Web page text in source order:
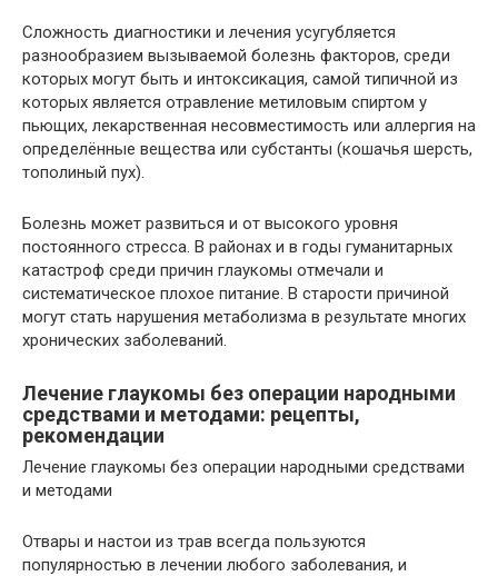
Сложность диагностики и лечения усугубляется
разнообразием вызываемой болезнь факторов, среди
которых могут быть и интоксикация, самой типичной из
которых является отравление метиловым спиртом у
пьющих, лекарственная несовместимость или аллергия на
определённые вещества или субстанты (кошачья шерсть,
тополиный пух).
Болезнь может развиться и от высокого уровня
постоянного стресса. В районах и в годы гуманитарных
катастроф среди причин глаукомы отмечали и
систематическое плохое питание. В старости причиной
могут стать нарушения метаболизма в результате многих
хронических заболеваний.
Лечение глаукомы без операции народными
средствами и методами: рецепты,
рекомендации
Лечение глаукомы без операции народными средствами
и методами
Отвары и настои из трав всегда пользуются
популярностью в лечении любого заболевания, и